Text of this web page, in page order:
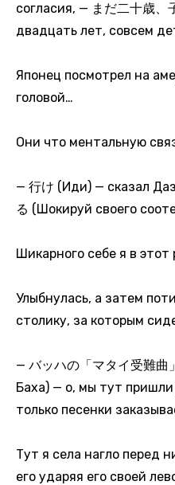
согласия, — まだ二十歳
двадцать лет, совсем
Японец посмотрел на
головой…
Они что ментальную
— 行け (Иди) — сказал
る (Шокируй своего
Шикарного себе я в
Улыбнулась, а затем
столику, за которым
— バッハの「マタイ受難
Баха) — о, мы тут
только песенки
Тут я села нагло перед
его ударяя его своей